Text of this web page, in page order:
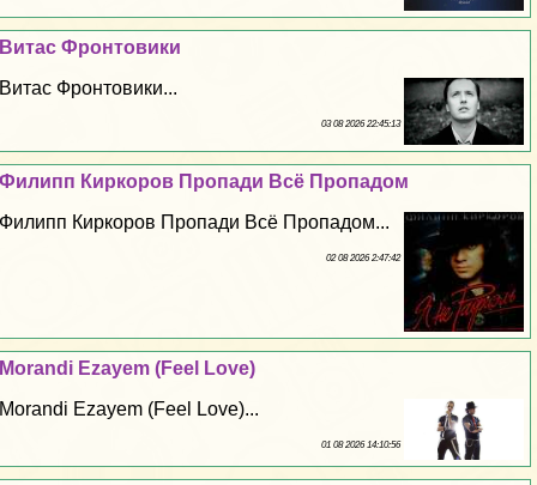
Витас Фронтовики
Витас Фронтовики...
03 08 2026 22:45:13
Филипп Киркоров Пропади Всё Пропадом
Филипп Киркоров Пропади Всё Пропадом...
02 08 2026 2:47:42
Morandi Ezayem (Feel Love)
Morandi Ezayem (Feel Love)...
01 08 2026 14:10:56